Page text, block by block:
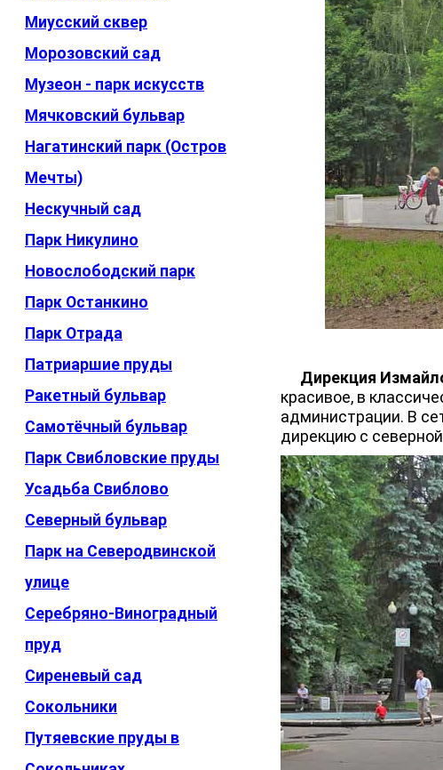
Миусский сквер
Морозовский сад
Музеон - парк искусств
Мячковский бульвар
Нагатинский парк (Остров
Мечты)
Нескучный сад
Парк Никулино
Новослободский парк
Парк Останкино
Парк Отрада
Патриаршие пруды
Ракетный бульвар
Самотёчный бульвар
Парк Свибловские пруды
Усадьба Свиблово
Северный бульвар
Парк на Северодвинской
улице
Серебряно-Виноградный
пруд
Сиреневый сад
Сокольники
Путяевские пруды в
Дирекция
красивое, в
администрации. В
дирекцию с